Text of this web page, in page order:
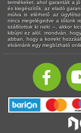
termékeket, ahol garantált a
és kiegészítők, az eladó
múlva is elérhető az
nincs megelégedve a tőlünk
szállítottuk ki neki –, akkor
kibújni ez alól, mondván,
abban, hogy a korrekt
elvárnánk egy megbízható